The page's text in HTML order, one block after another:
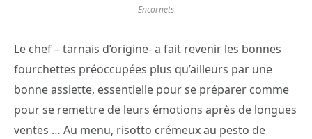
Encornets
Le chef – tarnais d’origine- a fait revenir les bonnes
fourchettes préoccupées plus qu’ailleurs par une
bonne assiette, essentielle pour se préparer comme
pour se remettre de leurs émotions après de longues
ventes … Au menu, risotto crémeux au pesto de